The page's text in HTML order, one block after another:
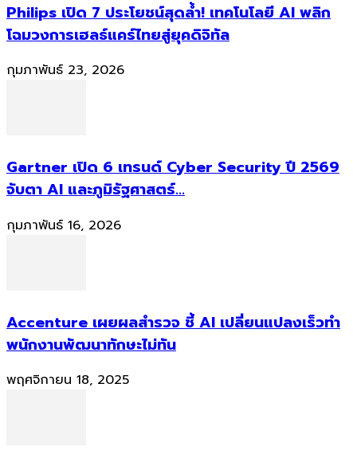
Philips เปิด 7 ประโยชน์สุดล้ำ! เทคโนโลยี AI พลิก
โฉมวงการเฮลธ์แคร์ไทยสู่ยุคดิจิทัล
กุมภาพันธ์ 23, 2026
Gartner เปิด 6 เทรนด์ Cyber Security ปี 2569
จับตา AI และภูมิรัฐศาสตร์...
กุมภาพันธ์ 16, 2026
Accenture เผยผลสำรวจ ชี้ AI เปลี่ยนแปลงเร็วทำ
พนักงานพัฒนาทักษะไม่ทัน
พฤศจิกายน 18, 2025